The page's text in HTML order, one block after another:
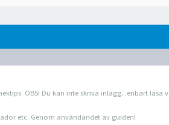
OBS! Du kan inte skriva inlägg...enbart läsa v
etc. Genom användandet av guiden!